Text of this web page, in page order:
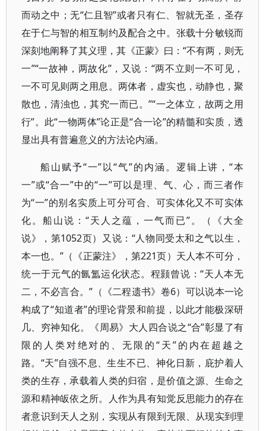
而动之中；无“仁且智”或者只有仁、智就无圣，圣存
在于仁与智的相互制约及配合之中。张载十分敏锐而
深刻地阐释了其义理，其《正蒙》曰：“不有两，则无
一”“一故神，两故化”，又说：“两不立则一不可见，
一不可见则两之用息。两体者，虚实也，动静也，聚
散也，清浊也，其究一而已。”“一之体立，故两之用
行”。此“一物两体”论正是“合一论”的精髓和实质，透
显出具有普遍意义的方法论内涵。
船山赋予“一”以“气”的内涵。逻辑上讲，“本
一”或“合一”中的“一”可以是理、气、心，而三者作
为“一”的别名实质上可分可合、可实体化又不可实体
化。船山说：“天人之蕴，一气而已”。（《大全
说》，第1052页）又说：“人物同受太和之气以生，
本一也。”（《正蒙注》，第221页）天人本不可分，
统一于元气的氤氲运化状态。程颢曾说：“天人本无
二，不必言合。”（《二程遗书》卷6）可以说本一论
构成了“知道者”的理论背景和前提，以此才能极深研
几、穷神知化。《周易》大人四合说之“合”彰显了有
限的人类对绝对的、无限的“天”的内在超越之
路。“天”自强不息、生生不已、神化日新，庇护着人
类的生存，承载着人类的归宿，是价值之源、生命之
源和精神皈依之所。人作为具有知觉反思能力的存在
者意识到天人之别，实现从有限到无限、从现实到理